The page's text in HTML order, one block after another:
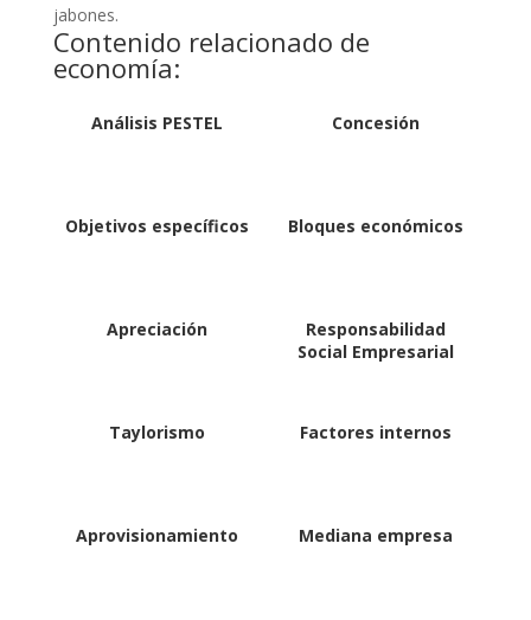
jabones.
Contenido relacionado de
economía:
Análisis PESTEL Concesión
Objetivos específicos Bloques económicos
Apreciación
Responsabilidad
Social Empresarial
Taylorismo Factores internos
Aprovisionamiento Mediana empresa